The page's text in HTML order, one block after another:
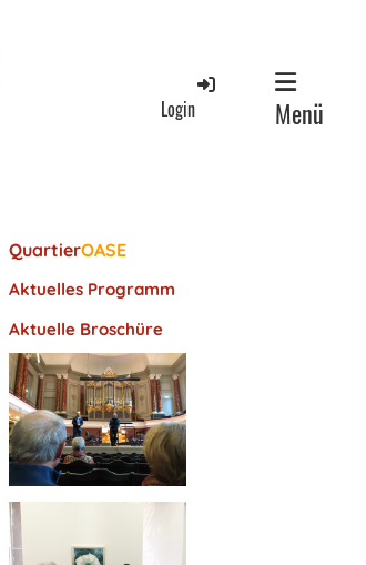
Login Menü
QuartierOASE
Aktuelles Programm
Aktuelle Broschüre